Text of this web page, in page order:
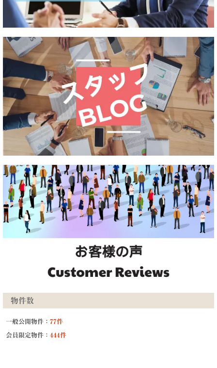
物件数
一般公開物件： 77件
会員限定物件： 444件